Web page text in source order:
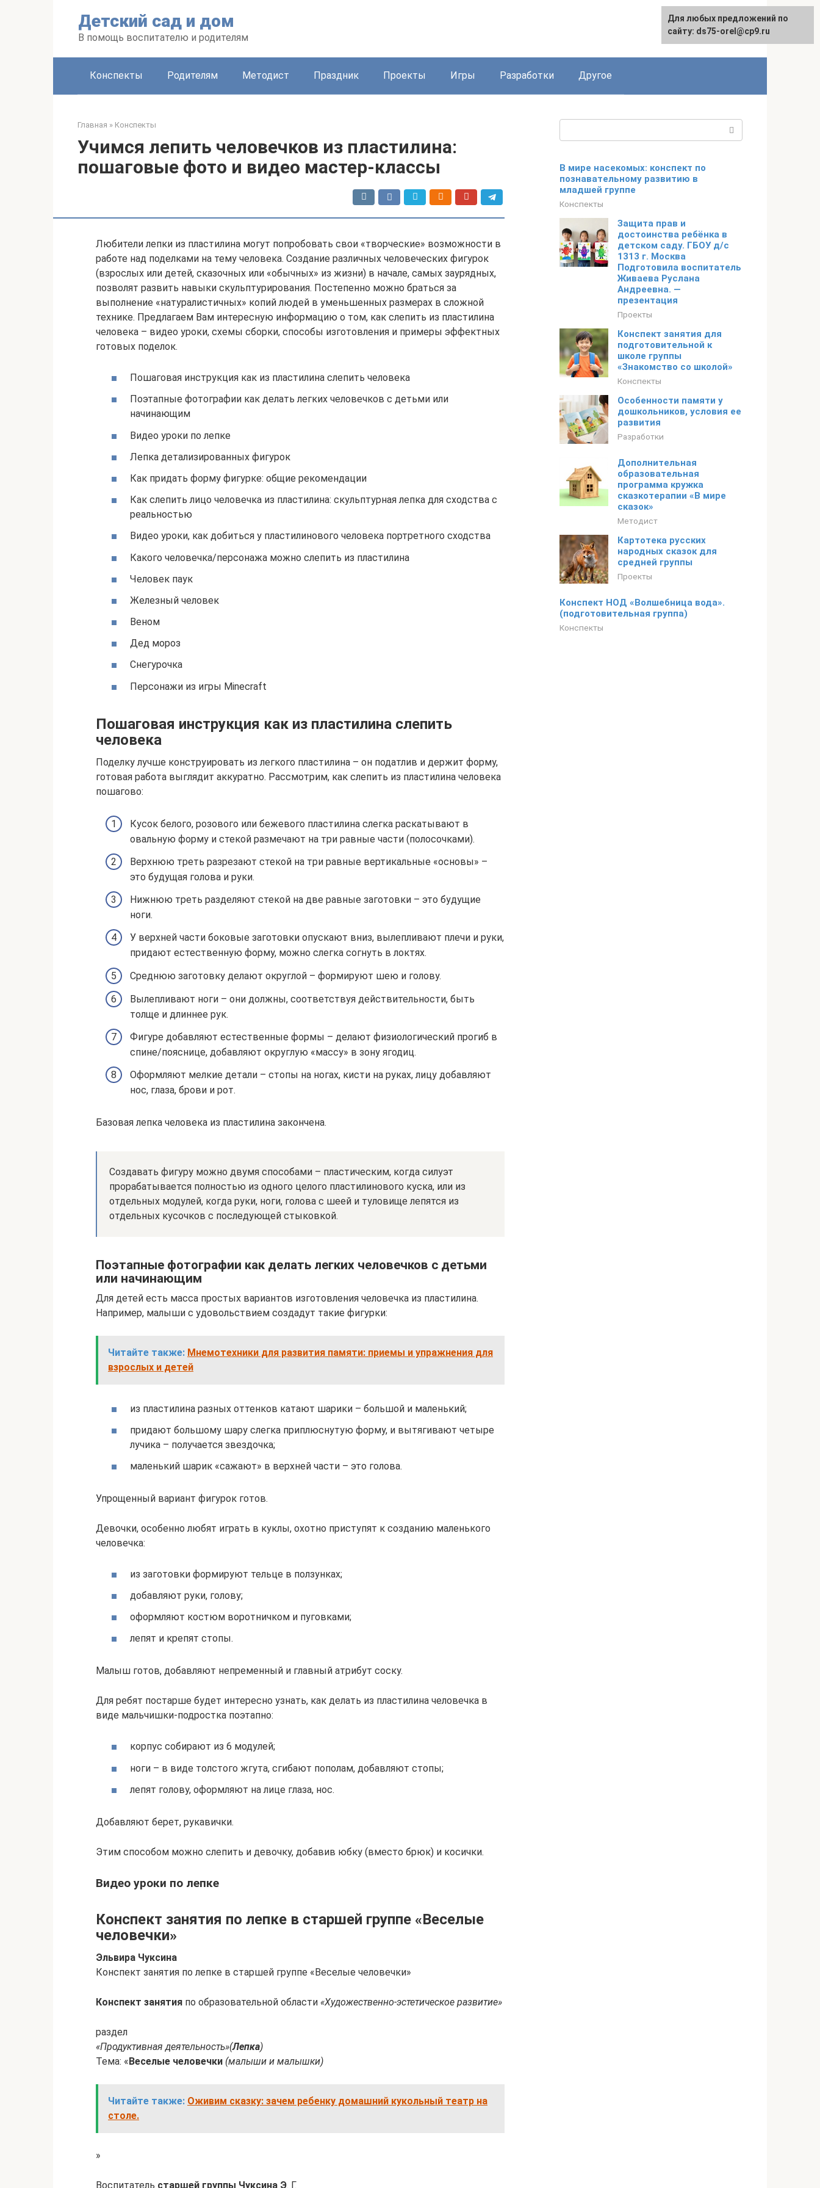
Детский сад и дом
В помощь воспитателю и родителям
Конспекты Родителям Методист Праздник Проекты Игры Разработки Другое
Главная » Конспекты
Учимся лепить человечков из пластилина:
пошаговые фото и видео мастер-классы
Любители лепки из пластилина могут попробовать свои «творческие» возможности в
работе над поделками на тему человека. Создание различных человеческих фигурок
(взрослых или детей, сказочных или «обычных» из жизни) в начале, самых заурядных,
позволят развить навыки скульптурирования. Постепенно можно браться за
выполнение «натуралистичных» копий людей в уменьшенных размерах в сложной
технике. Предлагаем Вам интересную информацию о том, как слепить из пластилина
человека – видео уроки, схемы сборки, способы изготовления и примеры эффектных
готовых поделок.
Пошаговая инструкция как из пластилина слепить человека
Поэтапные фотографии как делать легких человечков с детьми или
начинающим
Видео уроки по лепке
Лепка детализированных фигурок
Как придать форму фигурке: общие рекомендации
Как слепить лицо человечка из пластилина: скульптурная лепка для сходства с
реальностью
Видео уроки, как добиться у пластилинового человека портретного сходства
Какого человечка/персонажа можно слепить из пластилина
Человек паук
Железный человек
Веном
Дед мороз
Снегурочка
Персонажи из игры Minecraft
Пошаговая инструкция как из пластилина слепить
человека
Поделку лучше конструировать из легкого пластилина – он податлив и держит форму,
готовая работа выглядит аккуратно. Рассмотрим, как слепить из пластилина человека
пошагово:
Кусок белого, розового или бежевого пластилина слегка раскатывают в
овальную форму и стекой размечают на три равные части (полосочками).
Верхнюю треть разрезают стекой на три равные вертикальные «основы» –
это будущая голова и руки.
Нижнюю треть разделяют стекой на две равные заготовки – это будущие
ноги.
У верхней части боковые заготовки опускают вниз, вылепливают плечи и руки,
придают естественную форму, можно слегка согнуть в локтях.
Среднюю заготовку делают округлой – формируют шею и голову.
Вылепливают ноги – они должны, соответствуя действительности, быть
толще и длиннее рук.
Фигуре добавляют естественные формы – делают физиологический прогиб в
спине/пояснице, добавляют округлую «массу» в зону ягодиц.
Оформляют мелкие детали – стопы на ногах, кисти на руках, лицу добавляют
нос, глаза, брови и рот.
Базовая лепка человека из пластилина закончена.
Создавать фигуру можно двумя способами – пластическим, когда силуэт
прорабатывается полностью из одного целого пластилинового куска, или из
отдельных модулей, когда руки, ноги, голова с шеей и туловище лепятся из
отдельных кусочков с последующей стыковкой.
Поэтапные фотографии как делать легких человечков с детьми
или начинающим
Для детей есть масса простых вариантов изготовления человечка из пластилина.
Например, малыши с удовольствием создадут такие фигурки:
Читайте также: Мнемотехники для развития памяти: приемы и упражнения для
взрослых и детей
из пластилина разных оттенков катают шарики – большой и маленький;
придают большому шару слегка приплюснутую форму, и вытягивают четыре
лучика – получается звездочка;
маленький шарик «сажают» в верхней части – это голова.
Упрощенный вариант фигурок готов.
Девочки, особенно любят играть в куклы, охотно приступят к созданию маленького
человечка:
из заготовки формируют тельце в ползунках;
добавляют руки, голову;
оформляют костюм воротничком и пуговками;
лепят и крепят стопы.
Малыш готов, добавляют непременный и главный атрибут соску.
Для ребят постарше будет интересно узнать, как делать из пластилина человечка в
виде мальчишки-подростка поэтапно:
корпус собирают из 6 модулей;
ноги – в виде толстого жгута, сгибают пополам, добавляют стопы;
лепят голову, оформляют на лице глаза, нос.
Добавляют берет, рукавички.
Этим способом можно слепить и девочку, добавив юбку (вместо брюк) и косички.
Видео уроки по лепке
Конспект занятия по лепке в старшей группе «Веселые
человечки»
Эльвира Чуксина
Конспект занятия по лепке в старшей группе «Веселые человечки»
Конспект занятия по образовательной области «Художественно-эстетическое развитие»
раздел
«Продуктивная деятельность»(Лепка)
Тема: « Веселые человечки (малыши и малышки)
Читайте также: Оживим сказку: зачем ребенку домашний кукольный театр на
столе.
»
Воспитатель старшей группы Чуксина Э. Г.
В мире насекомых: конспект по
познавательному развитию в
младшей группе
Конспекты
Защита прав и
достоинства ребёнка в
детском саду. ГБОУ д/с
1313 г. Москва
Подготовила воспитатель
Живаева Руслана
Андреевна. —
презентация
Проекты
Конспект занятия для
подготовительной к
школе группы
«Знакомство со школой»
Конспекты
Особенности памяти у
дошкольников, условия ее
развития
Разработки
Дополнительная
образовательная
программа кружка
сказкотерапии «В мире
сказок»
Методист
Картотека русских
народных сказок для
средней группы
Проекты
Конспект НОД «Волшебница вода».
(подготовительная группа)
Конспекты
Для любых предложений по
сайту: ds75-orel@cp9.ru